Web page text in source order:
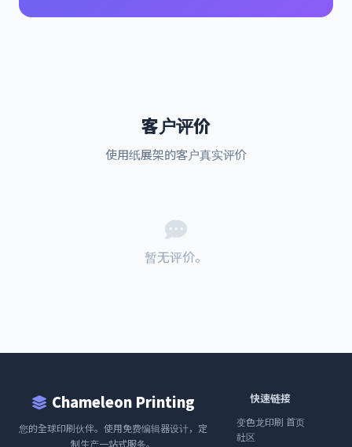
客户评价
使用纸展架的客户真实评价
暂无评价。
Chameleon Printing
您的全球印刷伙伴。使用免费编辑器设计，定
制生产一站式服务。
快速链接
变色龙印刷 首页
社区